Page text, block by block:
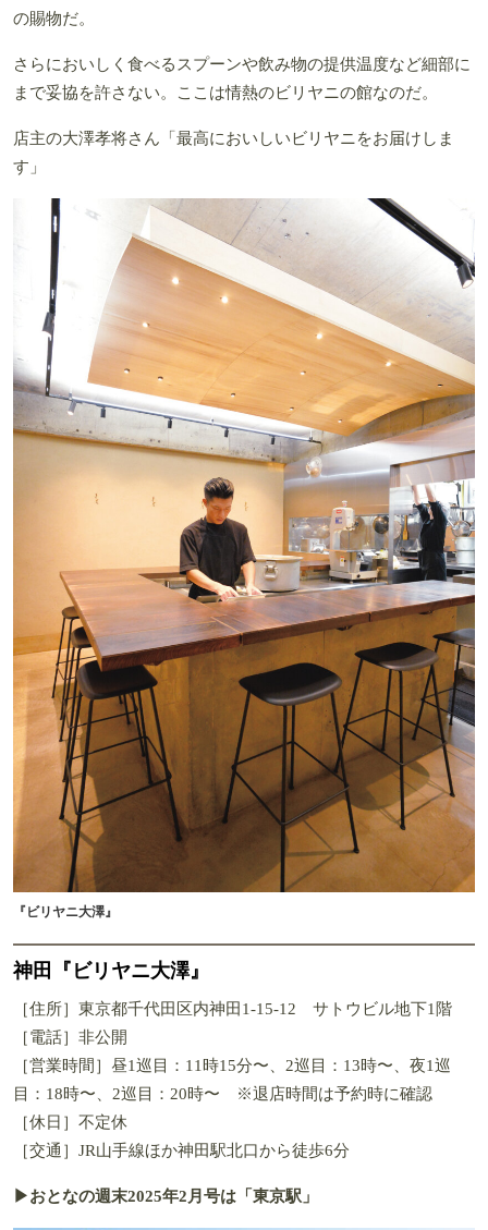
の賜物だ。
さらにおいしく食べるスプーンや飲み物の提供温度など細部に
まで妥協を許さない。ここは情熱のビリヤニの館なのだ。
店主の大澤孝将さん「最高においしいビリヤニをお届けしま
す」
『ビリヤニ大澤』
神田『ビリヤニ大澤』
［住所］東京都千代田区内神田1-15-12 サトウビル地下1階
［電話］非公開
［営業時間］昼1巡目：11時15分〜、2巡目：13時〜、夜1巡
目：18時〜、2巡目：20時〜 ※退店時間は予約時に確認
［休日］不定休
［交通］JR山手線ほか神田駅北口から徒歩6分
▶おとなの週末2025年2月号は「東京駅」